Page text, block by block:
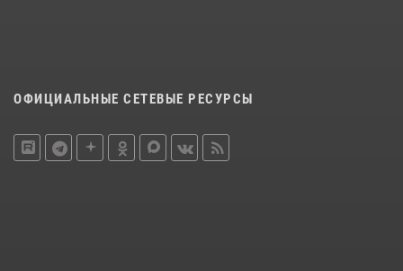
ОФИЦИАЛЬНЫЕ СЕТЕВЫЕ РЕСУРСЫ